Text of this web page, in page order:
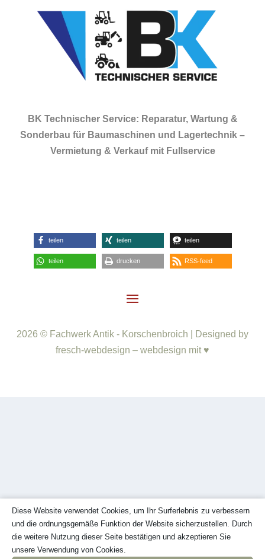
BK Technischer Service: Reparatur, Wartung &
Sonderbau für Baumaschinen und Lagertechnik –
Vermietung & Verkauf mit Fullservice
teilen teilen teilen
teilen drucken RSS-feed
2026 © Fachwerk Antik - Korschenbroich | Designed by
fresch-webdesign – webdesign mit ♥
Diese Website verwendet Cookies, um Ihr Surferlebnis zu verbessern
und die ordnungsgemäße Funktion der Website sicherzustellen. Durch
die weitere Nutzung dieser Seite bestätigen und akzeptieren Sie
unsere Verwendung von Cookies.